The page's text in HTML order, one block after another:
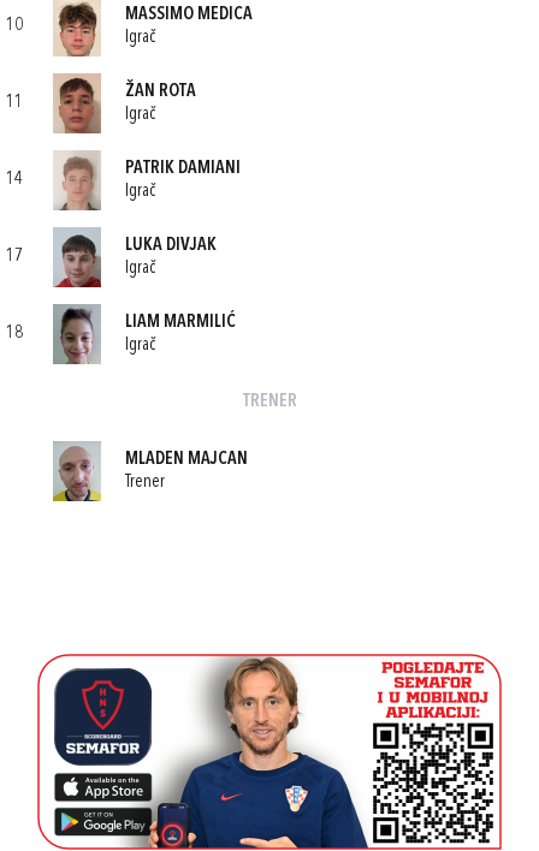
10
MASSIMO MEDICA
Igrač
11
ŽAN ROTA
Igrač
14
PATRIK DAMIANI
Igrač
17
LUKA DIVJAK
Igrač
18
LIAM MARMILIĆ
Igrač
TRENER
MLADEN MAJCAN
Trener